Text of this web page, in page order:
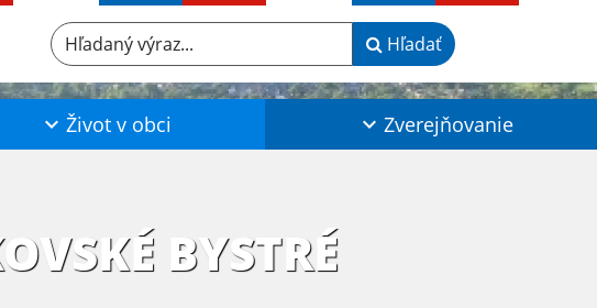
Hľadaný výraz... Hľadať
Život v obci Zverejňovanie
BYSTRÉ